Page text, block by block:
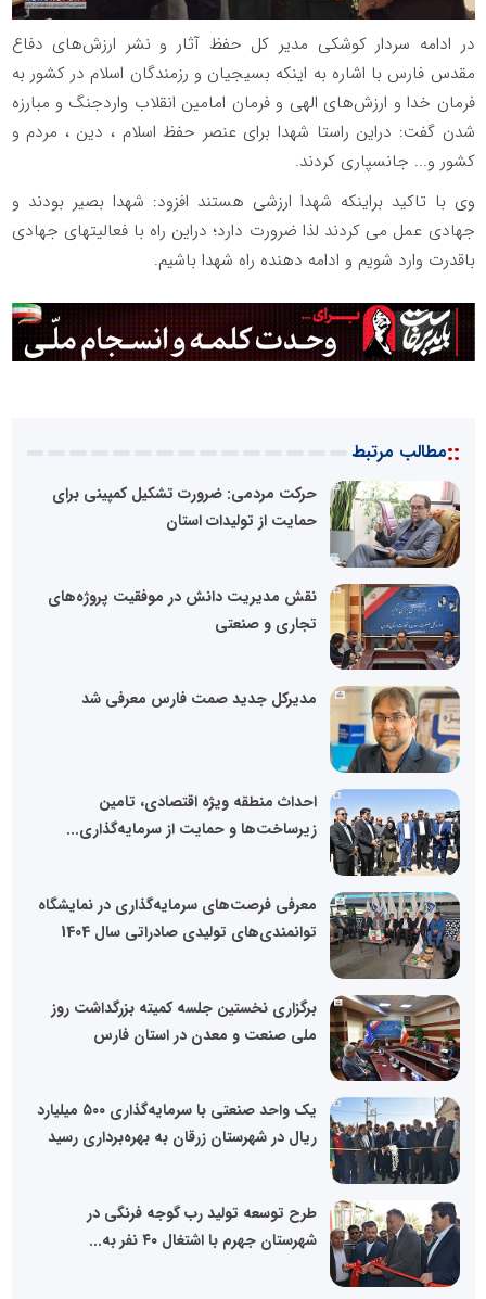
در ادامه سردار کوشکی مدیر کل حفظ آثار و نشر ارزش‌های دفاع
مقدس فارس با اشاره به اینکه بسیجیان و رزمندگان اسلام در کشور به
فرمان خدا و ارزش‌های الهی و فرمان امامین انقلاب واردجنگ و مبارزه
شدن گفت: دراین راستا شهدا برای عنصر حفظ اسلام ، دین ، مردم و
کشور و... جانسپاری کردند.
وی با تاکید براینکه شهدا ارزشی هستند افزود: شهدا بصیر بودند و
جهادی عمل می کردند لذا ضرورت دارد؛ دراین راه با فعالیتهای جهادی
باقدرت وارد شویم و ادامه دهنده راه شهدا باشیم.
::مطالب مرتبط
حرکت مردمی: ضرورت تشکیل کمپینی برای
حمایت از تولیدات استان
نقش مدیریت دانش در موفقیت پروژه‌های
تجاری و صنعتی
مدیرکل جدید صمت فارس معرفی شد
احداث منطقه ویژه اقتصادی، تامین
زیرساخت‌ها و حمایت از سرمایه‌گذاری...
معرفی فرصت‌های سرمایه‌گذاری در نمایشگاه
توانمندی‌های تولیدی صادراتی سال 1404
برگزاری نخستین جلسه کمیته بزرگداشت روز
ملی صنعت و معدن در استان فارس
یک واحد صنعتی با سرمایه‌گذاری ۵۰۰ میلیارد
ریال در شهرستان زرقان به بهره‌برداری رسید
طرح توسعه تولید رب گوجه فرنگی در
شهرستان جهرم با اشتغال ۴۰ نفر به...